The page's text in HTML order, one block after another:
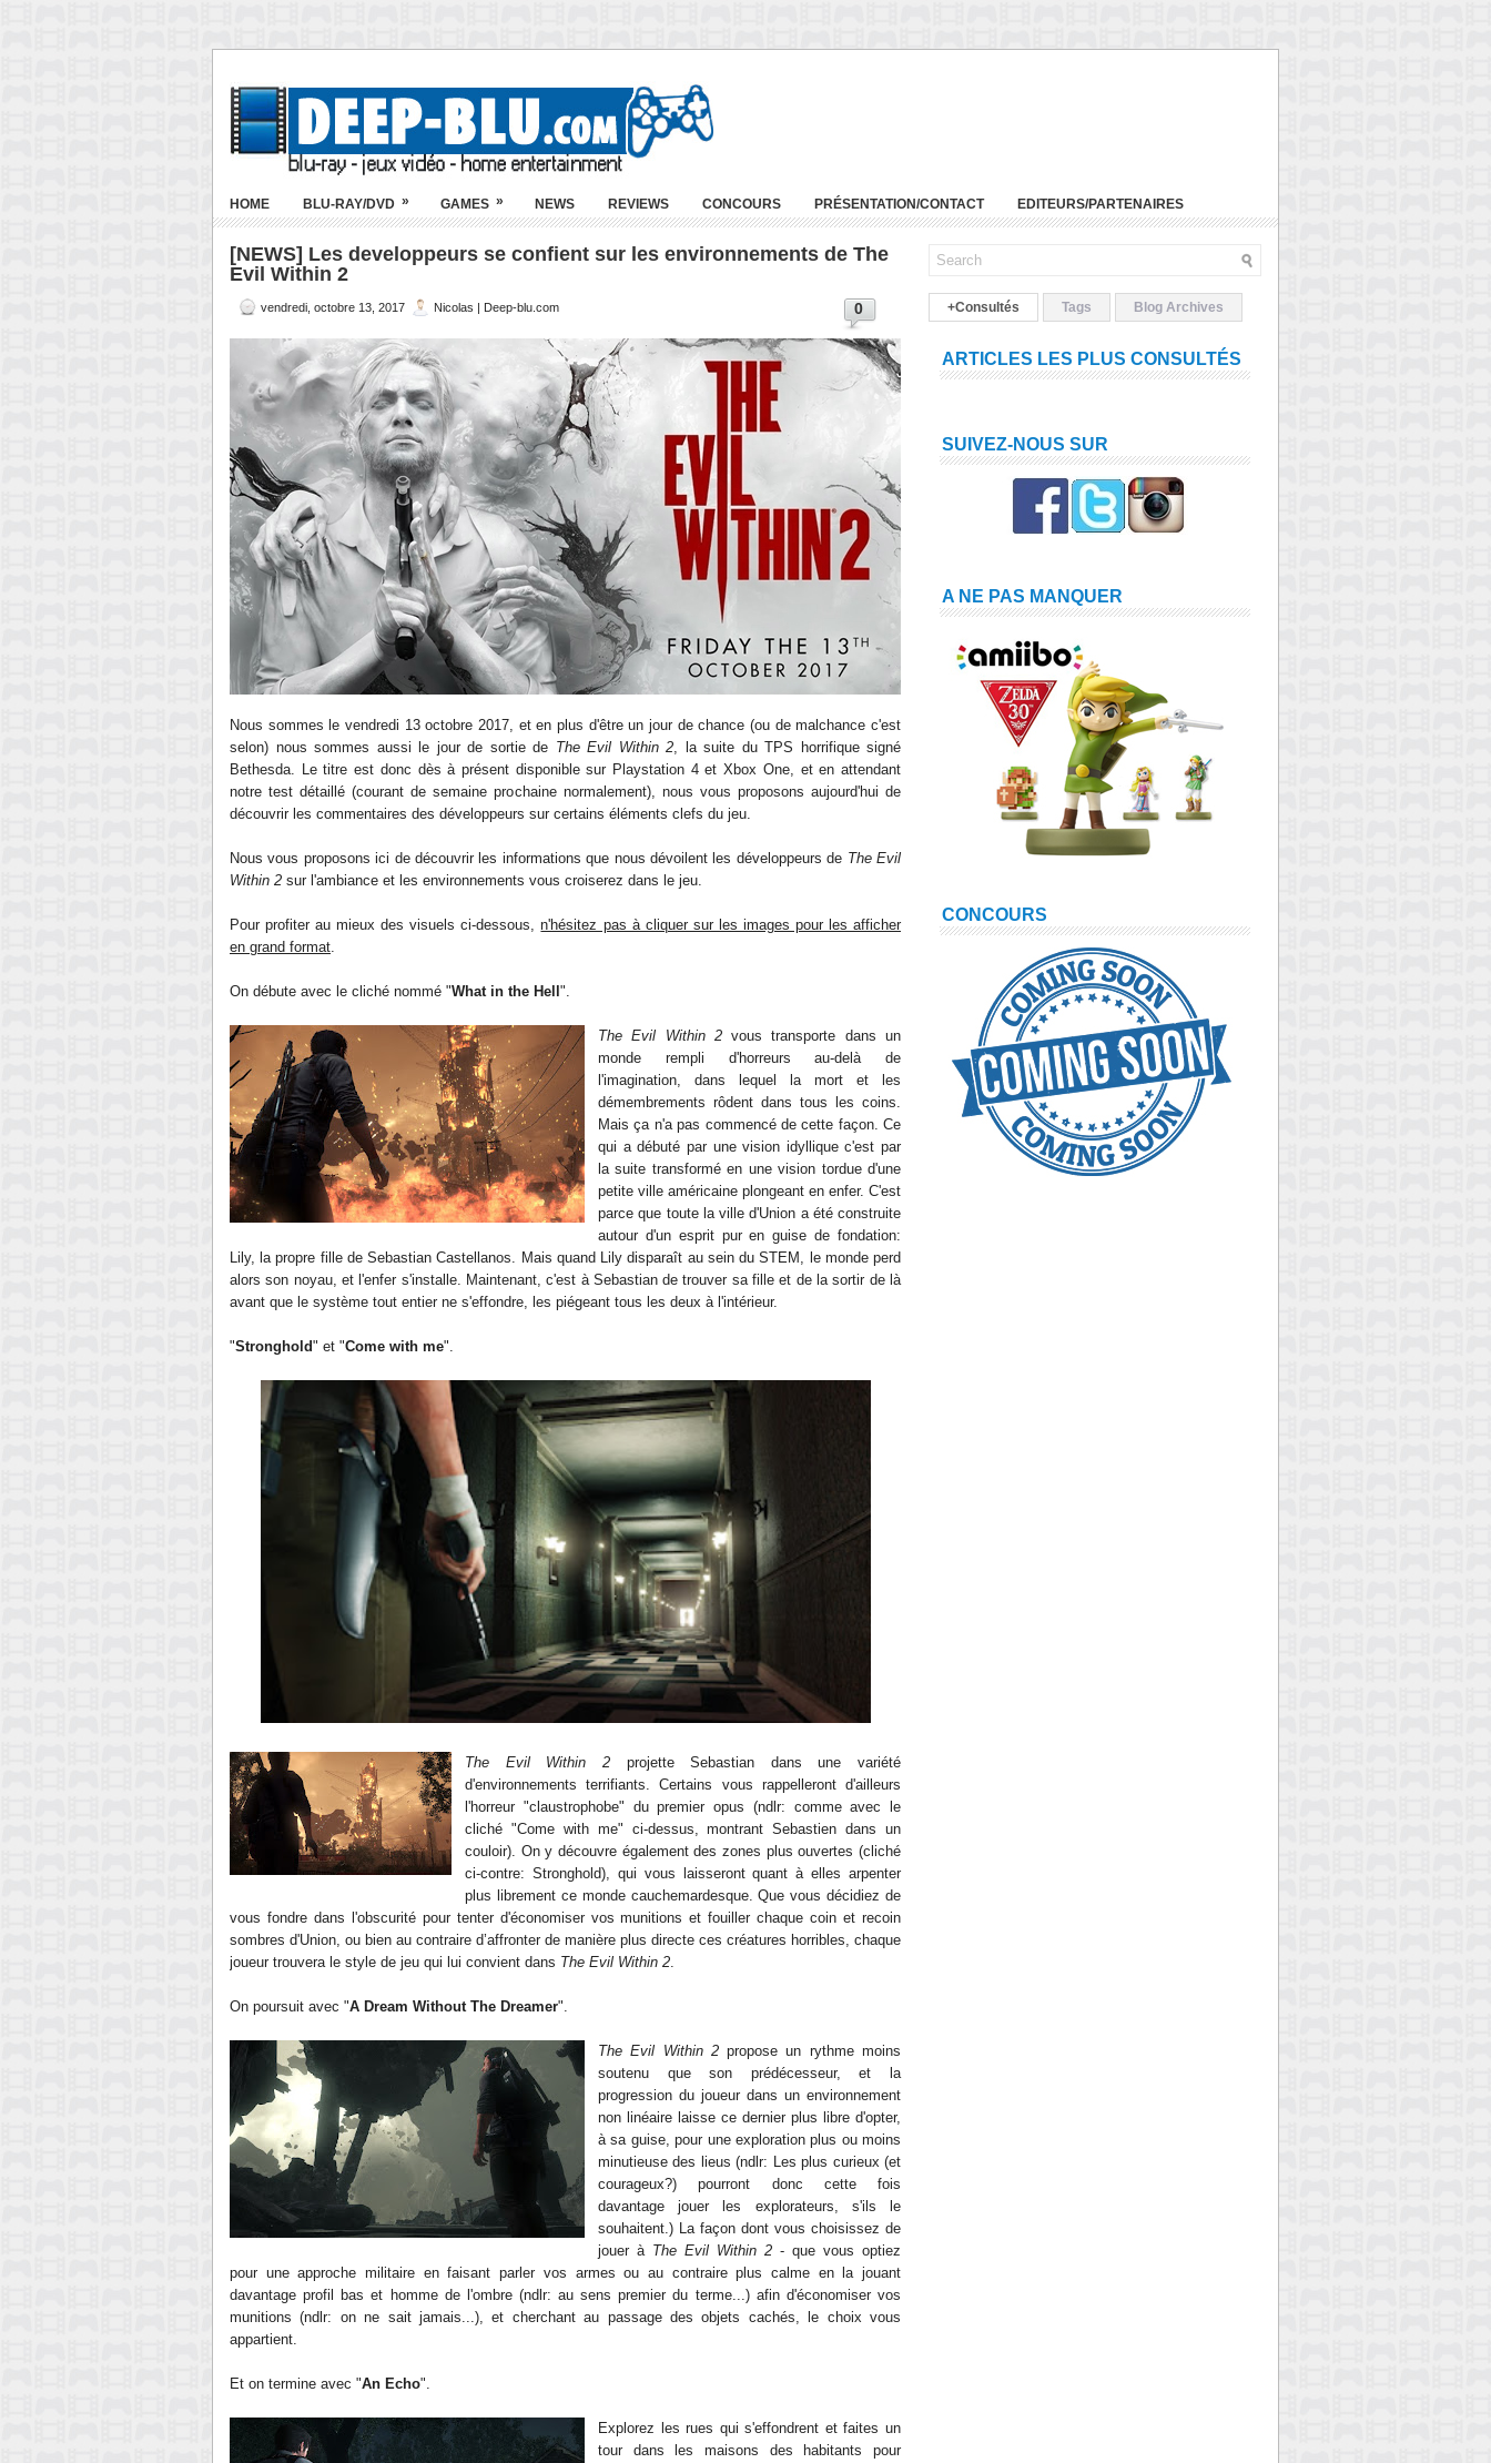
HOME BLU-RAY/DVD » GAMES » NEWS REVIEWS CONCOURS PRÉSENTATION/CONTACT EDITEURS/PARTENAIRES
[NEWS] Les developpeurs se confient sur les environnements de The
Evil Within 2
vendredi, octobre 13, 2017 Nicolas | Deep-blu.com 0
Nous sommes le vendredi 13 octobre 2017, et en plus d'être un jour de chance (ou de malchance c'est
selon) nous sommes aussi le jour de sortie de The Evil Within 2, la suite du TPS horrifique signé
Bethesda. Le titre est donc dès à présent disponible sur Playstation 4 et Xbox One, et en attendant
notre test détaillé (courant de semaine prochaine normalement), nous vous proposons aujourd'hui de
découvrir les commentaires des développeurs sur certains éléments clefs du jeu.
Nous vous proposons ici de découvrir les informations que nous dévoilent les développeurs de The Evil
Within 2 sur l'ambiance et les environnements vous croiserez dans le jeu.
Pour profiter au mieux des visuels ci-dessous,n'hésitez pas à cliquer sur les images pour les afficher
en grand format.
On débute avec le cliché nommé "What in the Hell ".
The Evil Within 2vous transporte dans un
monde rempli d'horreurs au-delà de
l'imagination, dans lequel la mort et les
démembrements rôdent dans tous les coins.
Mais ça n'a pas commencé de cette façon. Ce
qui a débuté par une vision idyllique c'est par
la suite transformé en une vision tordue d'une
petite ville américaine plongeant en enfer. C'est
parce que toute la ville d'Union a été construite
autour d'un esprit pur en guise de fondation:
Lily, la propre fille de Sebastian Castellanos. Mais quand Lily disparaît au sein du STEM, le monde perd
alors son noyau, et l'enfer s'installe. Maintenant, c'est à Sebastian de trouver sa fille et de la sortir de là
avant que le système tout entier ne s'effondre, les piégeant tous les deux à l'intérieur.
"Stronghold" et "Come with me".
The Evil Within 2projette Sebastian dans une variété
d'environnements terrifiants. Certains vous rappelleront d'ailleurs
l'horreur "claustrophobe" du premier opus (ndlr: comme avec le
cliché "Come with me" ci-dessus, montrant Sebastien dans un
couloir). On y découvre également des zones plus ouvertes (cliché
ci-contre: Stronghold), qui vous laisseront quant à elles arpenter
plus librement ce monde cauchemardesque. Que vous décidiez de
vous fondre dans l'obscurité pour tenter d'économiser vos munitions et fouiller chaque coin et recoin
sombres d'Union, ou bien au contraire d’affronter de manière plus directe ces créatures horribles, chaque
joueur trouvera le style de jeu qui lui convient dans The Evil Within 2.
On poursuit avec "A Dream Without The Dreamer".
The Evil Within 2propose un rythme moins
soutenu que son prédécesseur, et la
progression du joueur dans un environnement
non linéaire laisse ce dernier plus libre d'opter,
à sa guise, pour une exploration plus ou moins
minutieuse des lieus (ndlr: Les plus curieux (et
courageux?) pourront donc cette fois
davantage jouer les explorateurs, s'ils le
souhaitent.) La façon dont vous choisissez de
jouer à The Evil Within 2 - que vous optiez
pour une approche militaire en faisant parler vos armes ou au contraire plus calme en la jouant
davantage profil bas et homme de l'ombre (ndlr: au sens premier du terme...) afin d'économiser vos
munitions (ndlr: on ne sait jamais...), et cherchant au passage des objets cachés, le choix vous
appartient.
Et on termine avec "An Echo".
Explorez les rues qui s'effondrent et faites un
tour dans les maisons des habitants pour
+Consultés Tags Blog Archives
ARTICLES LES PLUS CONSULTÉS
SUIVEZ-NOUS SUR
A NE PAS MANQUER
CONCOURS